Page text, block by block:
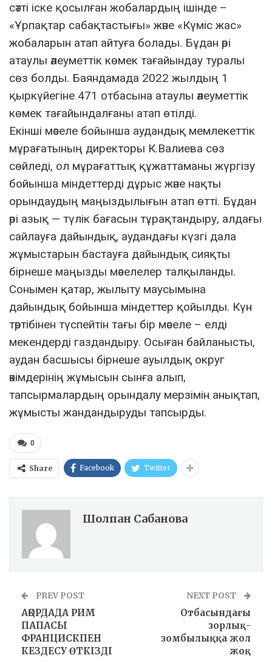
сәтті іске қосылған жобалардың ішінде –
«Ұрпақтар сабақтастығы» және «Күміс жас»
жобаларын атап айтуға болады. Бұдан әрі
атаулы әлеуметтік көмек тағайындау туралы
сөз болды. Баяндамада 2022 жылдың 1
қыркүйегіне 471 отбасына атаулы әлеуметтік
көмек тағайындалғаны атап өтілді.
Екінші мәселе бойынша аудандық мемлекеттік
мұрағатының директоры К.Валиева сөз
сөйледі, ол мұрағаттық құжаттаманы жүргізу
бойынша міндеттерді дұрыс және нақты
орындаудың маңыздылығын атап өтті. Бұдан
әрі азық — түлік бағасын тұрақтандыру, алдағы
сайлауға дайындық, аудандағы күзгі дала
жұмыстарын бастауға дайындық сияқты
бірнеше маңызды мәселелер талқыланды.
Сонымен қатар, жылыту маусымына
дайындық бойынша міндеттер қойылды. Күн
тәртібінен түспейтін тағы бір мәселе – елді
мекендерді газдандыру. Осыған байланысты,
аудан басшысы бірнеше ауылдық округ
әкімдерінің жұмысын сынға алып,
тапсырмалардың орындалу мерзімін анықтап,
жұмысты жандандыруды тапсырды.
0
Share Facebook Twitter
Шолпан Сабанова
PREV POST
АҚОРДАДА РИМ
ПАПАСЫ
ФРАНЦИСКПЕН
КЕЗДЕСУ ӨТКІЗДІ
NEXT POST
Отбасындағы
зорлық-
зомбылыққа жол
жоқ